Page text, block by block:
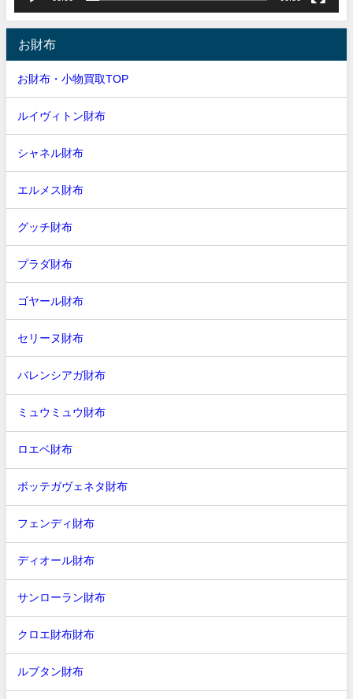
お財布
お財布・小物買取TOP
ルイヴィトン財布
シャネル財布
エルメス財布
グッチ財布
プラダ財布
ゴヤール財布
セリーヌ財布
バレンシアガ財布
ミュウミュウ財布
ロエベ財布
ボッテガヴェネタ財布
フェンディ財布
ディオール財布
サンローラン財布
クロエ財布財布
ルブタン財布